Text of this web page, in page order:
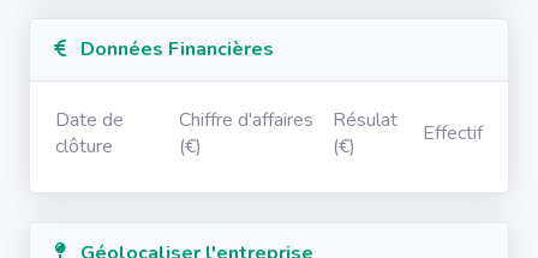
Données Financières
Date de
clôture
Chiffre d'affaires
(€)
Résulat
(€)
Effectif